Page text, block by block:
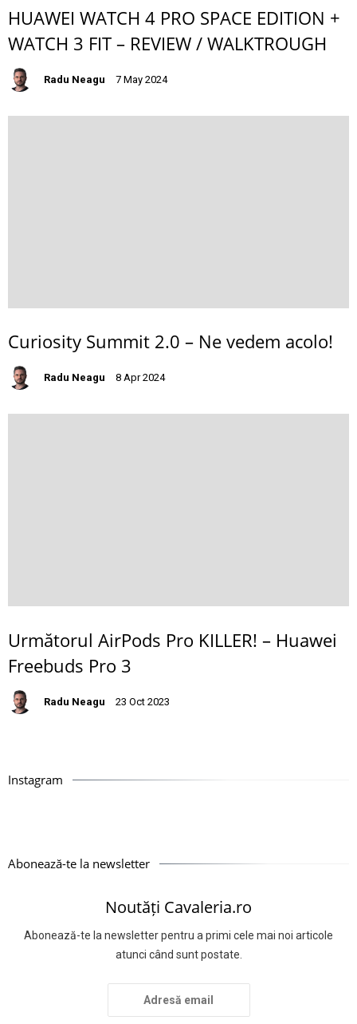
HUAWEI WATCH 4 PRO SPACE EDITION +
WATCH 3 FIT – REVIEW / WALKTROUGH
Radu Neagu 7 May 2024
Curiosity Summit 2.0 – Ne vedem acolo!
Radu Neagu 8 Apr 2024
Următorul AirPods Pro KILLER! – Huawei
Freebuds Pro 3
Radu Neagu 23 Oct 2023
Instagram
Abonează-te la newsletter
Noutăți Cavaleria.ro
Abonează-te la newsletter pentru a primi cele mai noi articole
atunci când sunt postate.